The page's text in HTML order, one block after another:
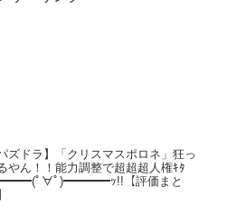
パズドラ】「クリスマスポロネ」狂っ
やん！！能力調整で超超超人権ｷﾀ
ﾟ∀ﾟ)━━━━ｯ!!【評価まと